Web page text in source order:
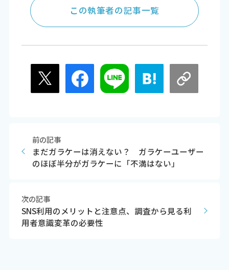
この執筆者の記事一覧
前の記事
まだガラケーは消えない？ ガラケーユーザー
のほぼ半分がガラケーに「不満はない」
次の記事
SNS利用のメリットと注意点、調査から見る利
用者意識変革の必要性